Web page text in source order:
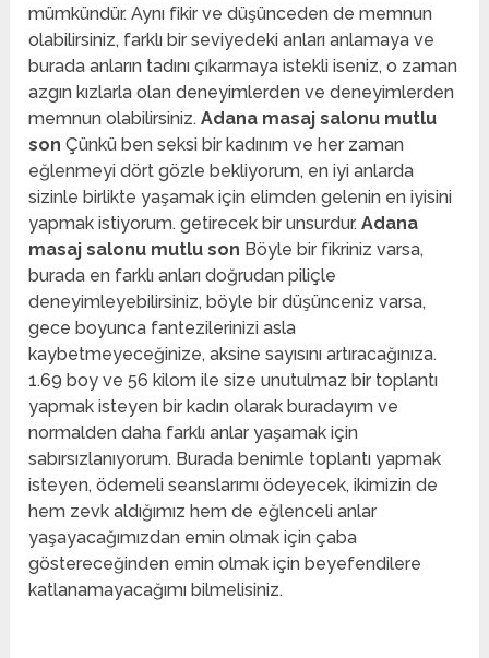
mümkündür. Aynı fikir ve düşünceden de memnun
olabilirsiniz, farklı bir seviyedeki anları anlamaya ve
burada anların tadını çıkarmaya istekli iseniz, o zaman
azgın kızlarla olan deneyimlerden ve deneyimlerden
memnun olabilirsiniz.Adana masaj salonu mutlu
son Çünkü ben seksi bir kadınım ve her zaman
eğlenmeyi dört gözle bekliyorum, en iyi anlarda
sizinle birlikte yaşamak için elimden gelenin en iyisini
yapmak istiyorum. getirecek bir unsurdur.Adana
masaj salonu mutlu son Böyle bir fikriniz varsa,
burada en farklı anları doğrudan piliçle
deneyimleyebilirsiniz, böyle bir düşünceniz varsa,
gece boyunca fantezilerinizi asla
kaybetmeyeceğinize, aksine sayısını artıracağınıza.
1.69 boy ve 56 kilom ile size unutulmaz bir toplantı
yapmak isteyen bir kadın olarak buradayım ve
normalden daha farklı anlar yaşamak için
sabırsızlanıyorum. Burada benimle toplantı yapmak
isteyen, ödemeli seanslarımı ödeyecek, ikimizin de
hem zevk aldığımız hem de eğlenceli anlar
yaşayacağımızdan emin olmak için çaba
göstereceğinden emin olmak için beyefendilere
katlanamayacağımı bilmelisiniz.